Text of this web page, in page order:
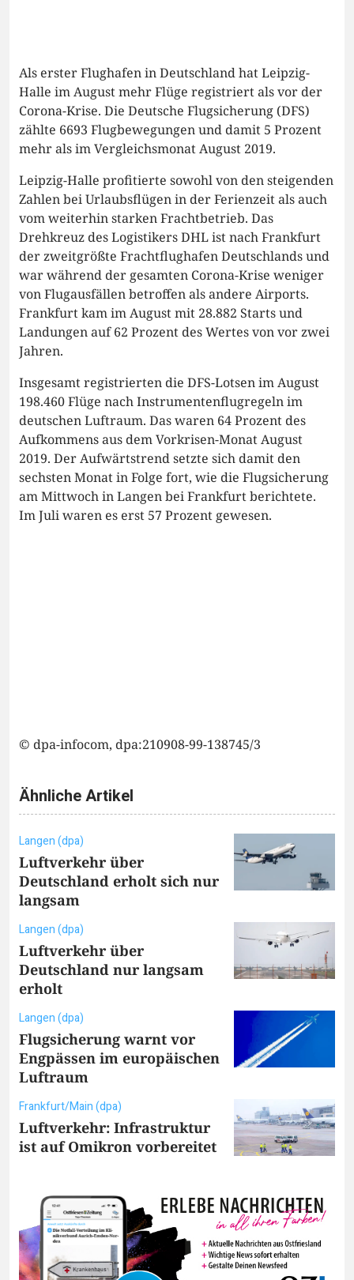
Als erster Flughafen in Deutschland hat Leipzig-
Halle im August mehr Flüge registriert als vor der
Corona-Krise. Die Deutsche Flugsicherung (DFS)
zählte 6693 Flugbewegungen und damit 5 Prozent
mehr als im Vergleichsmonat August 2019.
Leipzig-Halle profitierte sowohl von den steigenden
Zahlen bei Urlaubsflügen in der Ferienzeit als auch
vom weiterhin starken Frachtbetrieb. Das
Drehkreuz des Logistikers DHL ist nach Frankfurt
der zweitgrößte Frachtflughafen Deutschlands und
war während der gesamten Corona-Krise weniger
von Flugausfällen betroffen als andere Airports.
Frankfurt kam im August mit 28.882 Starts und
Landungen auf 62 Prozent des Wertes von vor zwei
Jahren.
Insgesamt registrierten die DFS-Lotsen im August
198.460 Flüge nach Instrumentenflugregeln im
deutschen Luftraum. Das waren 64 Prozent des
Aufkommens aus dem Vorkrisen-Monat August
2019. Der Aufwärtstrend setzte sich damit den
sechsten Monat in Folge fort, wie die Flugsicherung
am Mittwoch in Langen bei Frankfurt berichtete.
Im Juli waren es erst 57 Prozent gewesen.
© dpa-infocom, dpa:210908-99-138745/3
Ähnliche Artikel
Langen (dpa)
Luftverkehr über
Deutschland erholt sich nur
langsam
Langen (dpa)
Luftverkehr über
Deutschland nur langsam
erholt
Langen (dpa)
Flugsicherung warnt vor
Engpässen im europäischen
Luftraum
Frankfurt/Main (dpa)
Luftverkehr: Infrastruktur
ist auf Omikron vorbereitet